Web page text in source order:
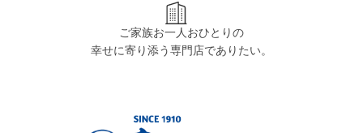
ご家族お一人おひとりの
幸せに寄り添う専門店でありたい。